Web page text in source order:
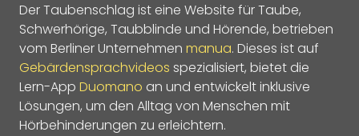
Der Taubenschlag ist eine Website für Taube,
Schwerhörige, Taubblinde und Hörende, betrieben
vom Berliner Unternehmen manua. Dieses ist auf
Gebärdensprachvideos spezialisiert, bietet die
Lern-App Duomano an und entwickelt inklusive
Lösungen, um den Alltag von Menschen mit
Hörbehinderungen zu erleichtern.